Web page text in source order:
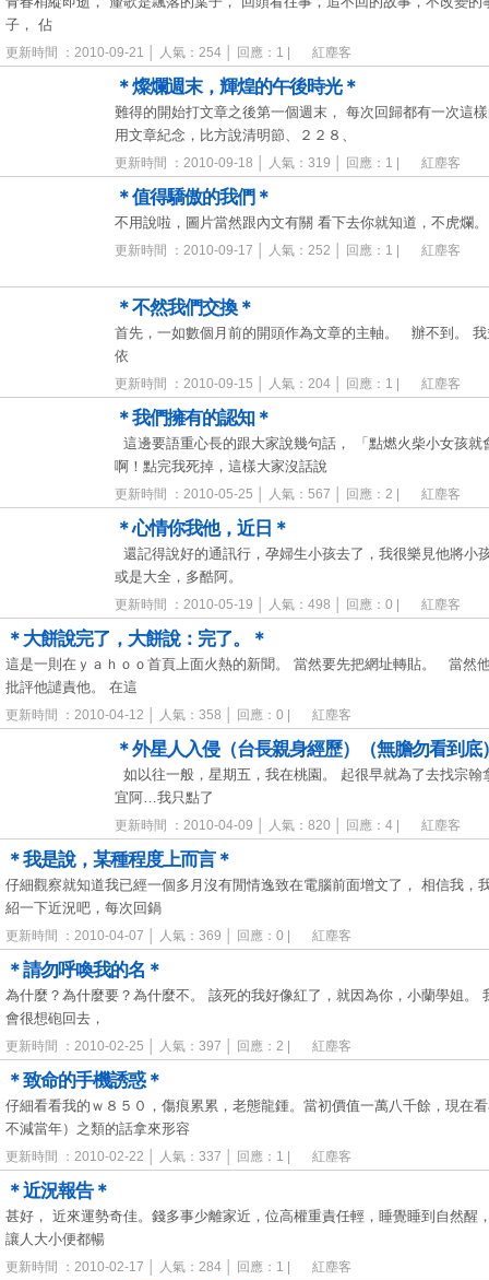
子， 佔
更新時間 ：2010-09-21 │ 人氣：254 │ 回應：1 | 紅塵客
＊燦爛週末，輝煌的午後時光＊
難得的開始打文章之後第一個週末， 每次回歸都有一次這
用文章紀念，比方說清明節、２２８、
更新時間 ：2010-09-18 │ 人氣：319 │ 回應：1 | 紅塵客
＊值得驕傲的我們＊
不用說啦，圖片當然跟內文有關 看下去你就知道，不虎爛
更新時間 ：2010-09-17 │ 人氣：252 │ 回應：1 | 紅塵客
＊不然我們交換＊
首先，一如數個月前的開頭作為文章的主軸。 辦不到。
依
更新時間 ：2010-09-15 │ 人氣：204 │ 回應：1 | 紅塵客
＊我們擁有的認知＊
這邊要語重心長的跟大家說幾句話， 「點燃火柴小女孩
啊！點完我死掉，這樣大家沒話說
更新時間 ：2010-05-25 │ 人氣：567 │ 回應：2 | 紅塵客
＊心情你我他，近日＊
還記得說好的通訊行，孕婦生小孩去了，我很樂見他將小
或是大全，多酷阿。
更新時間 ：2010-05-19 │ 人氣：498 │ 回應：0 | 紅塵客
＊大餅說完了，大餅說：完了。＊
這是一則在ｙａｈｏｏ首頁上面火熱的新聞。 當然要先把網址轉貼。 當然
批評他譴責他。 在這
更新時間 ：2010-04-12 │ 人氣：358 │ 回應：0 | 紅塵客
＊外星人入侵（台長親身經歷）（無膽勿看到底
如以往一般，星期五，我在桃園。 起很早就為了去找宗
宜阿…我只點了
更新時間 ：2010-04-09 │ 人氣：820 │ 回應：4 | 紅塵客
＊我是說，某種程度上而言＊
仔細觀察就知道我已經一個多月沒有閒情逸致在電腦前面增文了， 相信我
紹一下近況吧，每次回鍋
更新時間 ：2010-04-07 │ 人氣：369 │ 回應：0 | 紅塵客
＊請勿呼喚我的名＊
為什麼？為什麼要？為什麼不。 該死的我好像紅了，就因為你，小蘭學姐。
會很想砲回去，
更新時間 ：2010-02-25 │ 人氣：397 │ 回應：2 | 紅塵客
＊致命的手機誘惑＊
仔細看看我的ｗ８５０，傷痕累累，老態龍鍾。當初價值一萬八千餘，現在
不減當年）之類的話拿來形容
更新時間 ：2010-02-22 │ 人氣：337 │ 回應：1 | 紅塵客
＊近況報告＊
甚好， 近來運勢奇佳。錢多事少離家近，位高權重責任輕，睡覺睡到自然醒
讓人大小便都暢
更新時間 ：2010-02-17 │ 人氣：284 │ 回應：1 | 紅塵客